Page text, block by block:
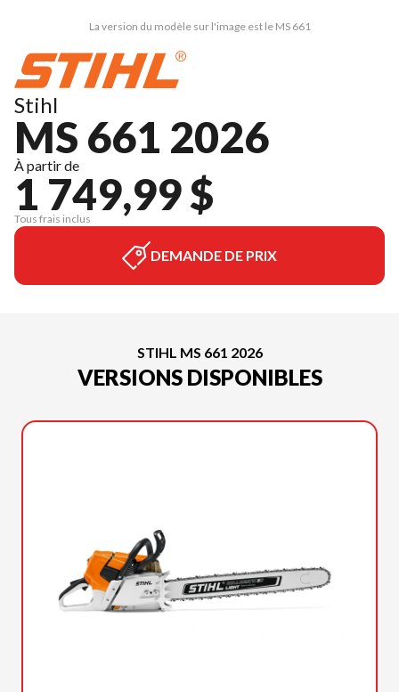
La version du modèle sur l'image est le MS 661
Stihl
MS 661 2026
À partir de
1 749,99 $
Tous frais inclus
DEMANDE DE PRIX
STIHL MS 661 2026
VERSIONS DISPONIBLES